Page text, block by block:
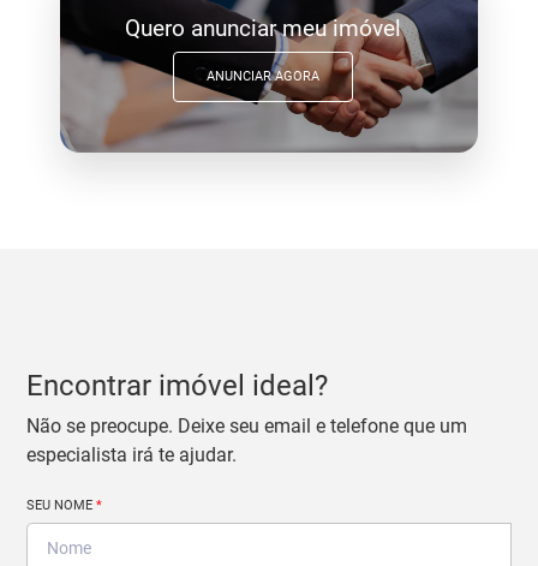
Quero anunciar meu imóvel
ANUNCIAR AGORA
Encontrar imóvel ideal?
Não se preocupe. Deixe seu email e telefone que um
especialista irá te ajudar.
SEU NOME*